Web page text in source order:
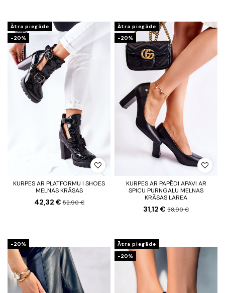
Ātra piegāde
-20%
KURPES AR PLATFORMU I SHOES
MELNAS KRĀSAS
42,32 €52,90 €
Ātra piegāde
-20%
KURPES AR PAPĒDI APAVI AR
SPICU PURNGALU MELNAS
KRĀSAS LAREA
31,12 € 38,90 €
-20%
Ātra piegāde
-20%